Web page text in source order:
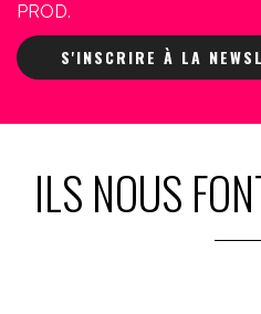
PROD.
S'INSCRIRE À LA
ILS NOUS